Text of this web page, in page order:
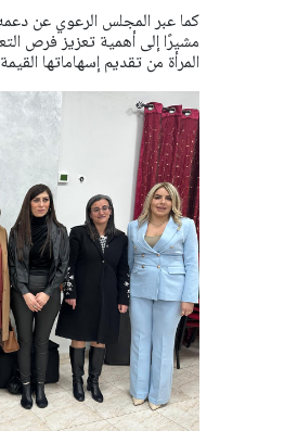
كما عبر المجلس الرعوي عن دعمه
مشيرًا إلى أهمية تعزيز فرص
المرأة من تقديم إسهاماتها